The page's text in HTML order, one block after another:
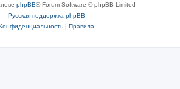
phpBB® Forum Software © phpBB Limited
Русская поддержка phpBB
| Правила